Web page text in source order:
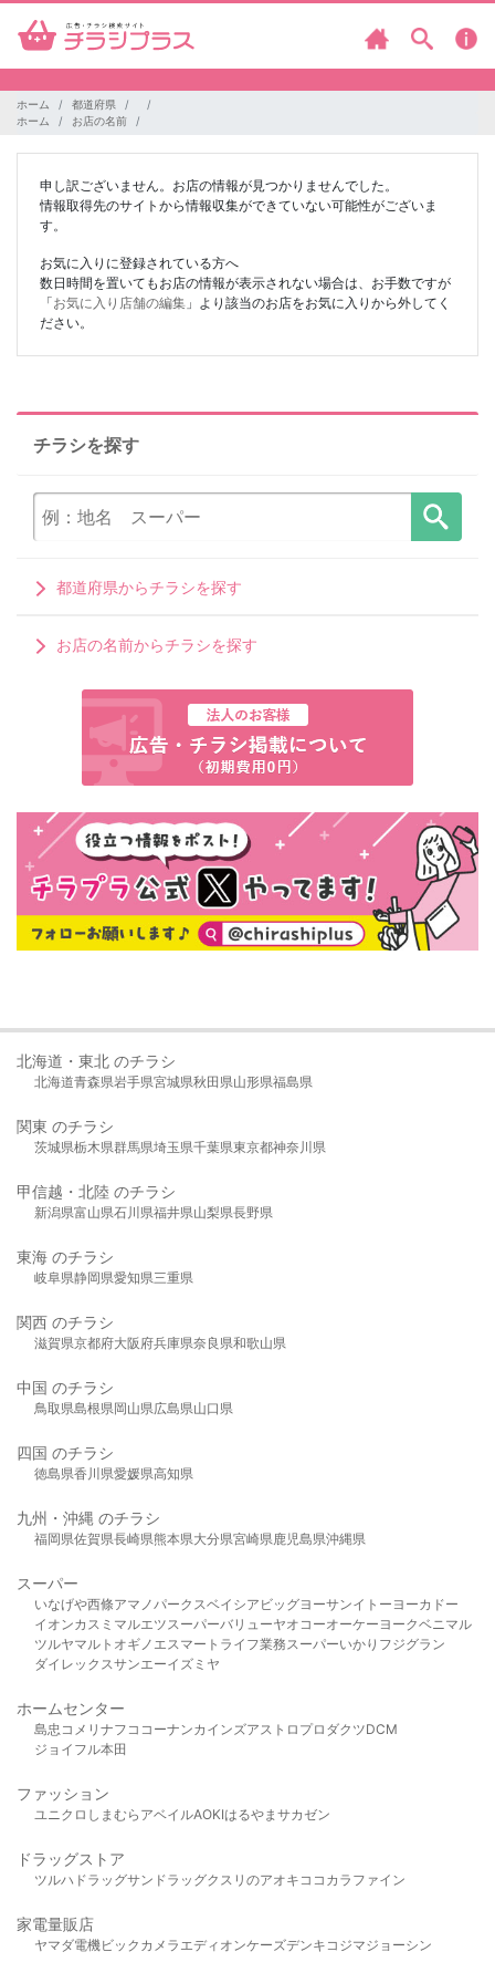
ホーム
都道府県
ホーム
お店の名前
申し訳ございません。お店の情報が見つかりませんでした。
情報取得先のサイトから情報収集ができていない可能性がございま
す。
お気に入りに登録されている方へ
数日時間を置いてもお店の情報が表示されない場合は、お手数ですが
「お気に入り店舗の編集 」より該当のお店をお気に入りから外してく
ださい。
チラシを探す
都道府県からチラシを探す
お店の名前からチラシを探す
北海道・東北 のチラシ
北海道青森県岩手県宮城県秋田県山形県福島県
関東 のチラシ
茨城県栃木県群馬県埼玉県千葉県東京都神奈川県
甲信越・北陸 のチラシ
新潟県富山県石川県福井県山梨県長野県
東海 のチラシ
岐阜県静岡県愛知県三重県
関西 のチラシ
滋賀県京都府大阪府兵庫県奈良県和歌山県
中国 のチラシ
鳥取県島根県岡山県広島県山口県
四国 のチラシ
徳島県香川県愛媛県高知県
九州・沖縄 のチラシ
福岡県佐賀県長崎県熊本県大分県宮崎県鹿児島県沖縄県
スーパー
いなげや西條アマノパークスベイシア ビッグヨーサンイトーヨーカドー
イオンカスミ マルエツスーパーバリューヤオコーオーケー ヨークベニマル
ツルヤマルト オギノ エスマート ライフ業務スーパーいかり フジグラン
ダイレックスサンエーイズミヤ
ホームセンター
島忠 コメリ ナフコ コーナンカインズアストロプロダクツDCM
ジョイフル本田
ファッション
ユニクロ しまむら アベイルAOKIはるやま サカゼン
ドラッグストア
ツルハドラッグサンドラッグクスリのアオキ ココカラファイン
家電量販店
ヤマダ電機ビックカメラ エディオンケーズデンキ コジマジョーシン